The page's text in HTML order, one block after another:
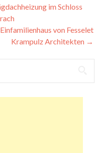
im Schloss
Einfamilienhaus von Fesselet
Krampulz Architekten →